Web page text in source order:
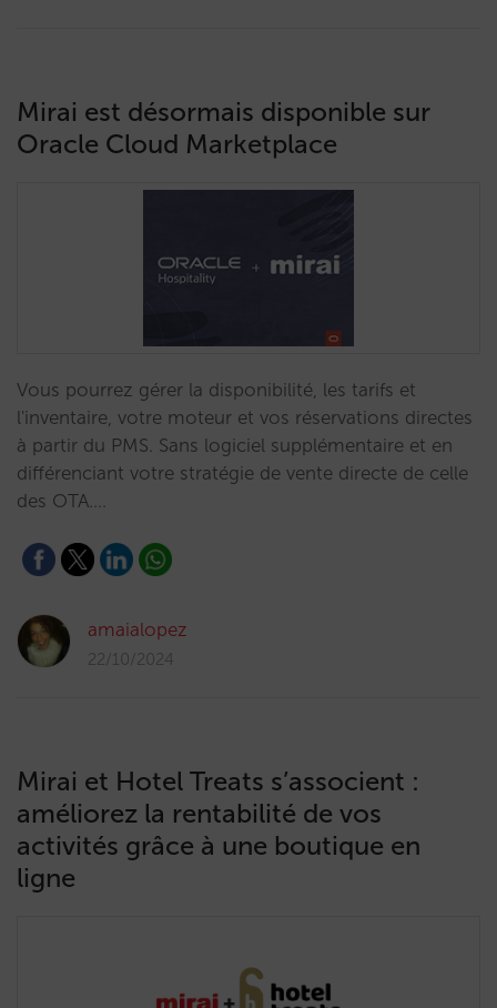
Mirai est désormais disponible sur
Oracle Cloud Marketplace
Vous pourrez gérer la disponibilité, les tarifs et
l'inventaire, votre moteur et vos réservations directes
à partir du PMS. Sans logiciel supplémentaire et en
différenciant votre stratégie de vente directe de celle
des OTA.…
amaialopez
22/10/2024
Mirai et Hotel Treats s’associent :
améliorez la rentabilité de vos
activités grâce à une boutique en
ligne